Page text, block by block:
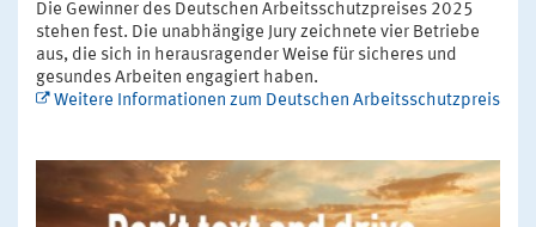
Die Gewinner des Deutschen Arbeitsschutzpreises 2025
stehen fest. Die unabhängige Jury zeichnete vier Betriebe
aus, die sich in herausragender Weise für sicheres und
gesundes Arbeiten engagiert haben.
Weitere Informationen zum Deutschen Arbeitsschutzpreis